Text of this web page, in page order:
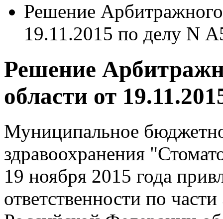
Решение Арбитражного
19.11.2015 по делу N
Решение
области от
Муниципальное
здравоохранения
19 ноября 2015 года
ответственности по